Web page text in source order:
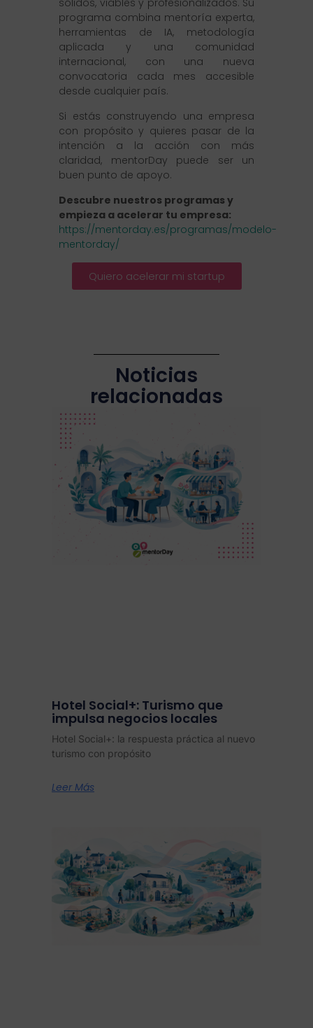
programa combina mentoría experta,
herramientas de IA, metodología
aplicada y una comunidad
internacional, con una nueva
convocatoria cada mes accesible
desde cualquier país.
Si estás construyendo una empresa
con propósito y quieres pasar de la
intención a la acción con más
claridad, mentorDay puede ser un
buen punto de apoyo.
Descubre nuestros programas y
empieza a acelerar tu empresa:
https://mentorday.es/programas/modelo-
mentorday/
Quiero acelerar mi startup
Noticias
relacionadas
Hotel Social+: Turismo que
impulsa negocios locales
Hotel Social+: la respuesta práctica al nuevo
turismo con propósito
Leer Más